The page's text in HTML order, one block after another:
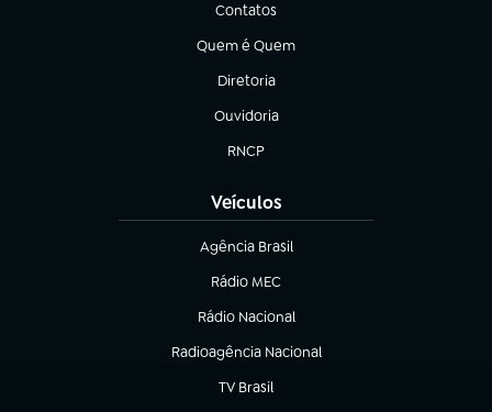
Contatos
(abre em nova aba)
Quem é Quem
(abre em nova aba)
Diretoria
(abre em nova aba)
Ouvidoria
(abre em nova aba)
RNCP
(abre em nova aba)
Veículos
Agência Brasil
(abre em nova aba)
Rádio MEC
Rádio Nacional
(abre em nova aba)
Radioagência Nacional
(abre em nova aba)
TV Brasil
(abre em nova aba)